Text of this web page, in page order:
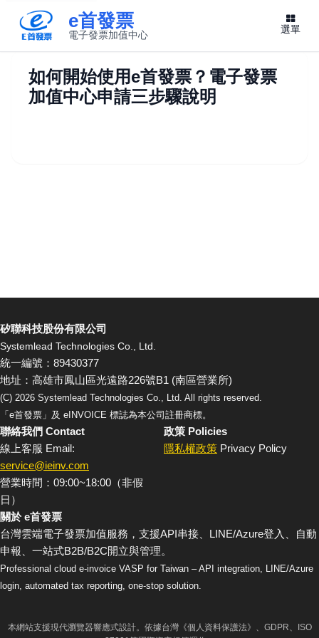
e首發票
電子發票加值中心 選單
如何開始使用e首發票？電子發票
加值中心申請三步驟說明
矽聯科技股份有限公司
Systemlead Technologies Co., Ltd.
統一編號：89430377
地址：高雄市鳳山區光遠路226號B1 (南區營業所)
(C) 2026 Systemlead Technologies Co., Ltd. All rights reserved.
「e首發票」及 eINVOICE 標誌為本公司註冊商標。
聯絡我們 Contact
線上客服 Email:
service@ieinv.com
營業時間：09:00~18:00（非假
日）
政策 Policies
隱私權政策 Privacy Policy
關於 e首發票
台灣雲端電子發票加值服務，支援API串接、LINE/Azure登入、自動
申報、一站式B2B/B2C開立與管理。
Professional cloud e-invoice VASP for Taiwan – API integration, LINE/Azure
login, automated tax reporting, one-stop solution.
本網站支援現代瀏覽器響應式設計。依據台灣《個人資料保護法》、GDPR、ISO